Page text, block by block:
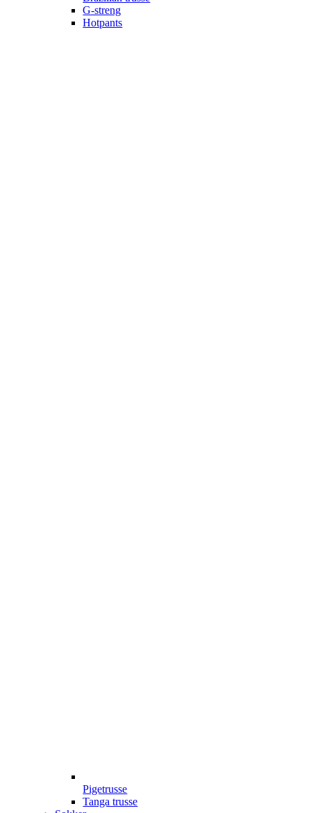
G-streng
Hotpants
Pigetrusse
Tanga trusse